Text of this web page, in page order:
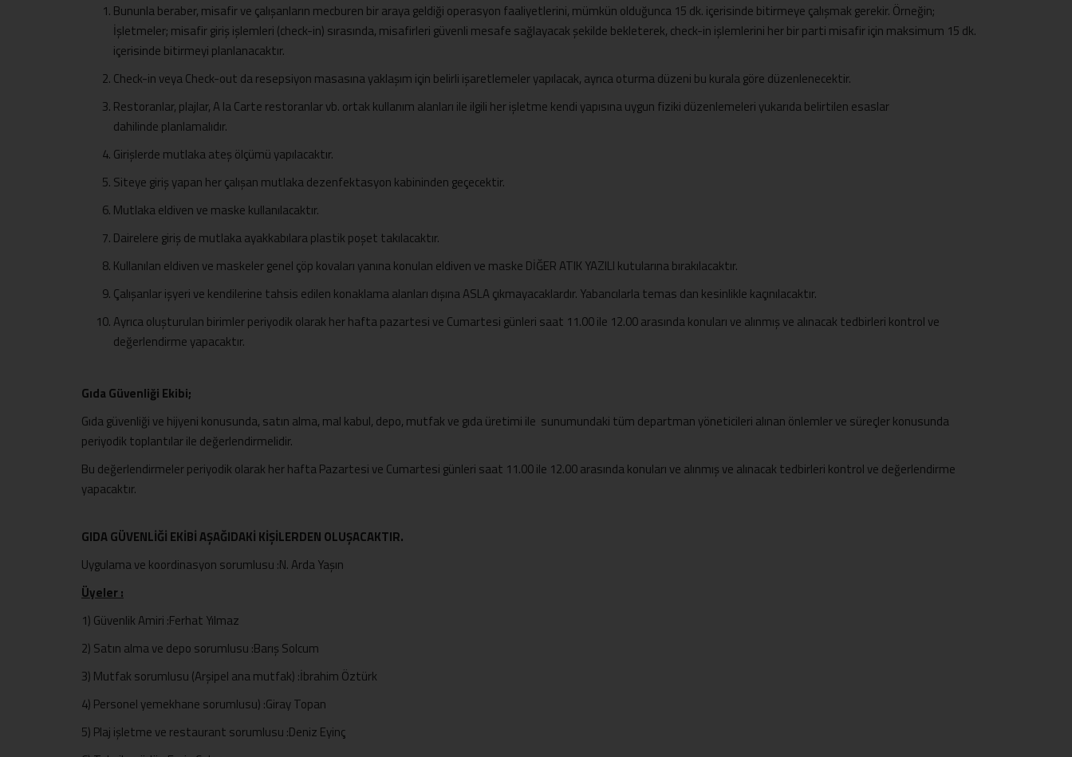
Bununla beraber, misafir ve çalışanların mecburen bir araya geldiği operasyon faaliyetlerini, mümkün olduğunca 15 dk. içerisinde bitirmeye çalışmak gerekir. Örneğin;
İşletmeler; misafir giriş işlemleri (check-in) sırasında, misafirleri güvenli mesafe sağlayacak şekilde bekleterek, check-in işlemlerini her bir parti misafir için maksimum 15 dk.
içerisinde bitirmeyi planlanacaktır.
Check-in veya Check-out da resepsiyon masasına yaklaşım için belirli işaretlemeler yapılacak, ayrıca oturma düzeni bu kurala göre düzenlenecektir.
Restoranlar, plajlar, A la Carte restoranlar vb. ortak kullanım alanları ile ilgili her işletme kendi yapısına uygun fiziki düzenlemeleri yukarıda belirtilen esaslar
dahilinde planlamalıdır.
Girişlerde mutlaka ateş ölçümü yapılacaktır.
Siteye giriş yapan her çalışan mutlaka dezenfektasyon kabininden geçecektir.
Mutlaka eldiven ve maske kullanılacaktır.
Dairelere giriş de mutlaka ayakkabılara plastik poşet takılacaktır.
Kullanılan eldiven ve maskeler genel çöp kovaları yanına konulan eldiven ve maske DİĞER ATIK YAZILI kutularına bırakılacaktır.
Çalışanlar işyeri ve kendilerine tahsis edilen konaklama alanları dışına ASLA çıkmayacaklardır. Yabancılarla temas dan kesinlikle kaçınılacaktır.
Ayrıca oluşturulan birimler periyodik olarak her hafta pazartesi ve Cumartesi günleri saat 11.00 ile 12.00 arasında konuları ve alınmış ve alınacak tedbirleri kontrol ve
değerlendirme yapacaktır.
Gıda Güvenliği Ekibi;
Gıda güvenliği ve hijyeni konusunda, satın alma, mal kabul, depo, mutfak ve gıda üretimi ile sunumundaki tüm departman yöneticileri alınan önlemler ve süreçler konusunda
periyodik toplantılar ile değerlendirmelidir.
Bu değerlendirmeler periyodik olarak her hafta Pazartesi ve Cumartesi günleri saat 11.00 ile 12.00 arasında konuları ve alınmış ve alınacak tedbirleri kontrol ve değerlendirme
yapacaktır.
GIDA GÜVENLİĞİ EKİBİ AŞAĞIDAKİ KİŞİLERDEN OLUŞACAKTIR.
Uygulama ve koordinasyon sorumlusu :N. Arda Yaşın
Üyeler :
1) Güvenlik Amiri :Ferhat Yılmaz
2) Satın alma ve depo sorumlusu :Barış Solcum
3) Mutfak sorumlusu (Arşipel ana mutfak) :İbrahim Öztürk
4) Personel yemekhane sorumlusu) :Giray Topan
5) Plaj işletme ve restaurant sorumlusu :Deniz Eyinç